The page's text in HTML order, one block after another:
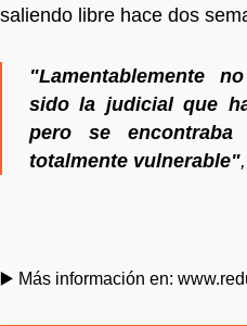
saliendo libre hace dos
"Lamentablemente
sido la judicial que
pero se
totalmente vulnerable"
▶️ Más información en: